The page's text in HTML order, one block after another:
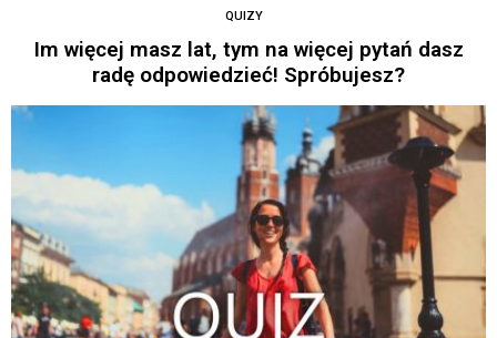
QUIZY
Im więcej masz lat, tym na więcej pytań dasz
radę odpowiedzieć! Spróbujesz?